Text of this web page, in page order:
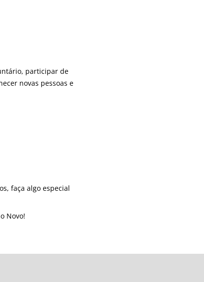
participar de
novas pessoas e
faça algo especial
Novo!